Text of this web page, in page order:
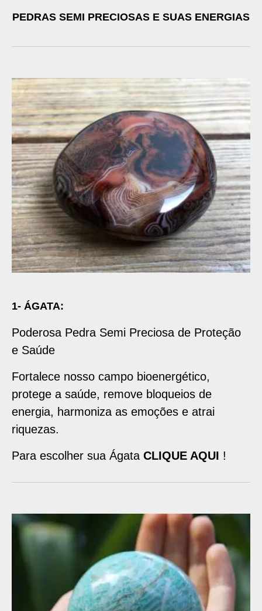
PEDRAS SEMI PRECIOSAS E SUAS ENERGIAS
1- ÁGATA:
Poderosa Pedra Semi Preciosa de Proteção
e Saúde
Fortalece nosso campo bioenergético,
protege a saúde, remove bloqueios de
energia, harmoniza as emoções e atrai
riquezas.
Para escolher sua Ágata CLIQUE AQUI !